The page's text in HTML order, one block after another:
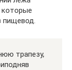
которые
пищевод.
трапезу,